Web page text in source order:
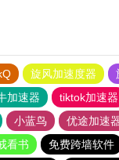
旋风加速度器
加速器 tiktok加速器
小蓝鸟 优途加速
看书 免费跨墙软件